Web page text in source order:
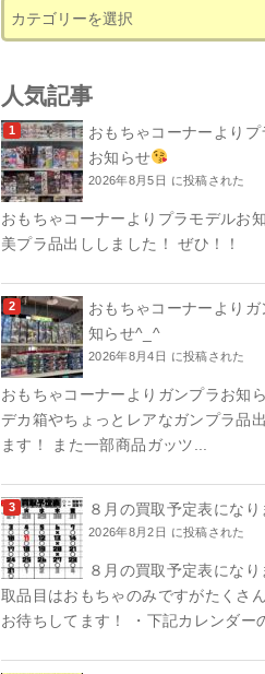
人気記事
おもちゃコーナーよりプ
お知らせ
2026年8月5日 に投稿された
おもちゃコーナーよりプラモデルお
美プラ品出ししました！ ぜひ！！
おもちゃコーナーよりガ
知らせ^_^
2026年8月4日 に投稿された
おもちゃコーナーよりガンプラお知
デカ箱やちょっとレアなガンプラ品
ます！ また一部商品ガッツ...
８月の買取予定表になり
2026年8月2日 に投稿された
８月の買取予定表になり
取品目はおもちゃのみですがたくさ
お待ちしてます！ ・下記カレンダー